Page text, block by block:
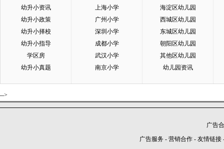
幼升小资讯
幼升小政策
幼升小择校
幼升小指导
学区房
幼升小真题
上海小学
广州小学
深圳小学
成都小学
武汉小学
南京小学
海淀区幼儿园
西城区幼儿园
东城区幼儿园
朝阳区幼儿园
其他区幼儿园
幼儿园资讯
-->
广告
广告服务 - 营销合作 - 友情链接